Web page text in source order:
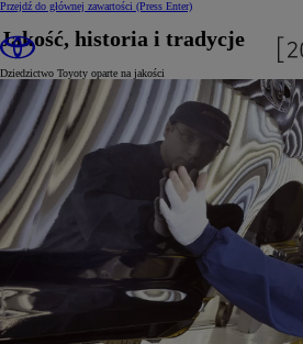
Przejdź do głównej zawartości (Press Enter)
Jakość, historia i tradycje
Dziedzictwo Toyoty oparte na jakości